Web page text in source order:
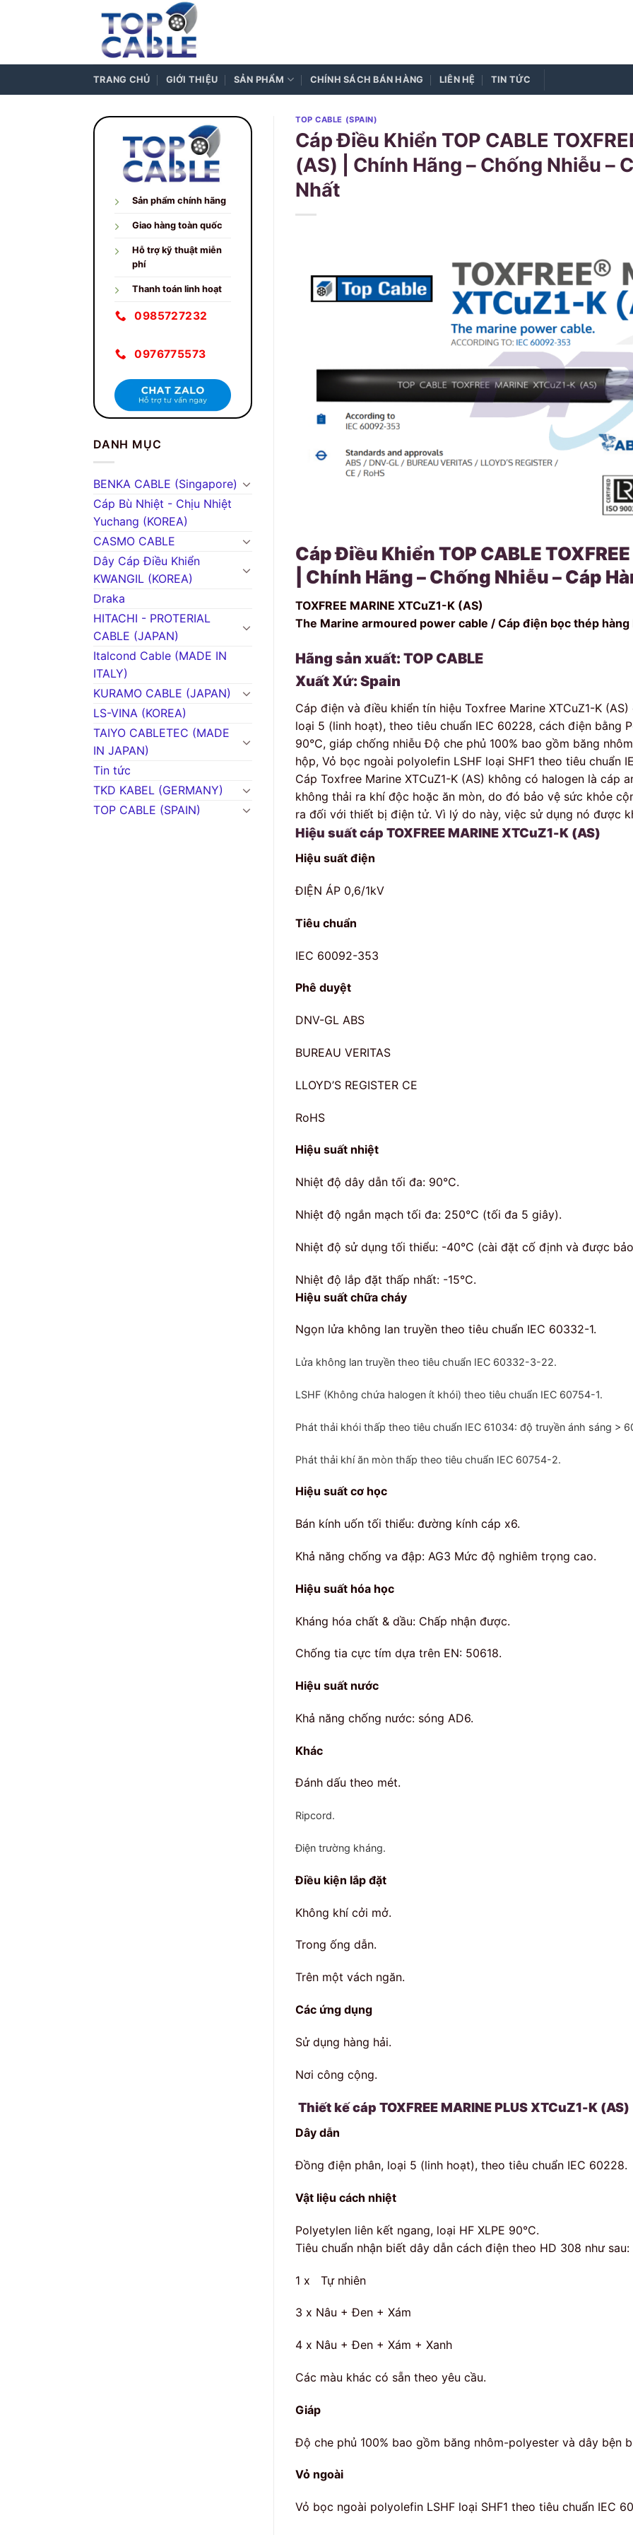
TRANG CHỦ GIỚI THIỆU SẢN PHẨM CHÍNH SÁCH BÁN HÀNG LIÊN HỆ TIN TỨC
Sản phẩm chính hãng
Giao hàng toàn quốc
Hỗ trợ kỹ thuật miễn
phí
Thanh toán linh hoạt
0985727232
0976775573
DANH MỤC
BENKA CABLE (Singapore)
Cáp Bù Nhiệt - Chịu Nhiệt
Yuchang (KOREA)
CASMO CABLE
Dây Cáp Điều Khiển
KWANGIL (KOREA)
Draka
HITACHI - PROTERIAL
CABLE (JAPAN)
Italcond Cable (MADE IN
ITALY)
KURAMO CABLE (JAPAN)
LS-VINA (KOREA)
TAIYO CABLETEC (MADE
IN JAPAN)
Tin tức
TKD KABEL (GERMANY)
TOP CABLE (SPAIN)
TOP CABLE (SPAIN)
Cáp Điều Khiển TOP CABLE
(AS) | Chính Hãng – Chống Nhiễu –
Nhất
Cáp Điều Khiển TOP CABLE
| Chính Hãng – Chống Nhiễu – Cáp
TOXFREE MARINE XTCuZ1-K (AS)
The Marine armoured power cable / Cáp điện bọc thép hàng
Hãng sản xuất: TOP CABLE
Xuất Xứ: Spain
Cáp điện và điều khiển tín hiệu Toxfree Marine XTCuZ1-K
loại 5 (linh hoạt), theo tiêu chuẩn IEC 60228, cách điện bằng
90°C, giáp chống nhiễu Độ che phủ 100% bao gồm băng
hộp, Vỏ bọc ngoài polyolefin LSHF loại SHF1 theo tiêu chuẩn
Cáp Toxfree Marine XTCuZ1-K (AS) không có halogen là cáp
không thải ra khí độc hoặc ăn mòn, do đó bảo vệ sức khỏe
ra đối với thiết bị điện tử. Vì lý do này, việc sử dụng nó được
Hiệu suất cáp TOXFREE MARINE XTCuZ1-K (AS)
Hiệu suất điện
ĐIỆN ÁP 0,6/1kV
Tiêu chuẩn
IEC 60092-353
Phê duyệt
DNV-GL ABS
BUREAU VERITAS
LLOYD’S REGISTER CE
RoHS
Hiệu suất nhiệt
Nhiệt độ dây dẫn tối đa: 90°C.
Nhiệt độ ngắn mạch tối đa: 250°C (tối đa 5 giây).
Nhiệt độ sử dụng tối thiểu: -40°C (cài đặt cố định và được
Nhiệt độ lắp đặt thấp nhất: -15°C.
Hiệu suất chữa cháy
Ngọn lửa không lan truyền theo tiêu chuẩn IEC 60332-1.
Lửa không lan truyền theo tiêu chuẩn IEC 60332-3-22.
LSHF (Không chứa halogen ít khói) theo tiêu chuẩn IEC 60754-1.
Phát thải khói thấp theo tiêu chuẩn IEC 61034: độ truyền ánh sáng >
Phát thải khí ăn mòn thấp theo tiêu chuẩn IEC 60754-2.
Hiệu suất cơ học
Bán kính uốn tối thiểu: đường kính cáp x6.
Khả năng chống va đập: AG3 Mức độ nghiêm trọng cao.
Hiệu suất hóa học
Kháng hóa chất & dầu: Chấp nhận được.
Chống tia cực tím dựa trên EN: 50618.
Hiệu suất nước
Khả năng chống nước: sóng AD6.
Khác
Đánh dấu theo mét.
Ripcord.
Điện trường kháng.
Điều kiện lắp đặt
Không khí cởi mở.
Trong ống dẫn.
Trên một vách ngăn.
Các ứng dụng
Sử dụng hàng hải.
Nơi công cộng.
Thiết kế cáp TOXFREE MARINE PLUS XTCuZ1-K (AS)
Dây dẫn
Đồng điện phân, loại 5 (linh hoạt), theo tiêu chuẩn IEC 60228.
Vật liệu cách nhiệt
Polyetylen liên kết ngang, loại HF XLPE 90°C.
Tiêu chuẩn nhận biết dây dẫn cách điện theo HD 308 như sau:
1 x Tự nhiên
3 x Nâu + Đen + Xám
4 x Nâu + Đen + Xám + Xanh
Các màu khác có sẵn theo yêu cầu.
Giáp
Độ che phủ 100% bao gồm băng nhôm-polyester và dây bện
Vỏ ngoài
Vỏ bọc ngoài polyolefin LSHF loại SHF1 theo tiêu chuẩn IEC